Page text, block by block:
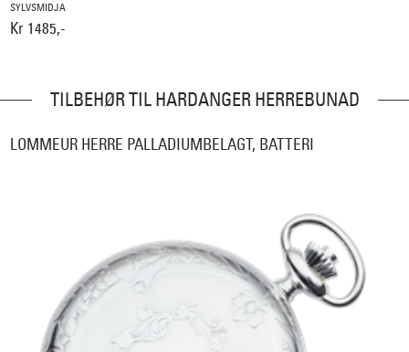
SYLVSMIDJA
Kr 1485,-
TILBEHØR TIL HARDANGER HERREBUNAD
LOMMEUR HERRE PALLADIUMBELAGT, BATTERI